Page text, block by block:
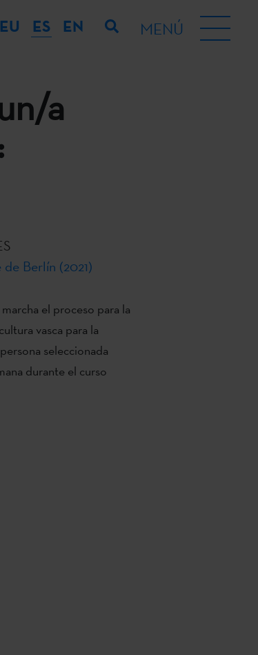
EU ES EN MENÚ
a
Berlín (2021)
el proceso para la
vasca para la
seleccionada
durante el curso